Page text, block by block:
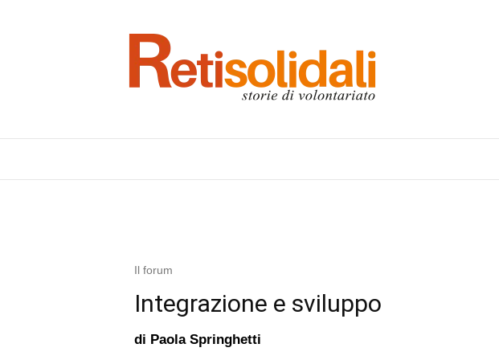
Il forum
Integrazione e sviluppo
di Paola Springhetti